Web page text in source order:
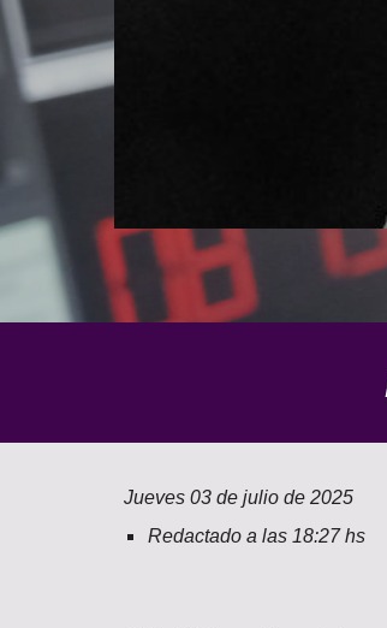
Jueves 03 de julio de 2025
Redactado a las 18:27hs